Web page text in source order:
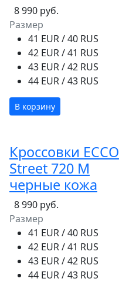
8 990 руб.
Размер
41 EUR / 40 RUS
42 EUR / 41 RUS
43 EUR / 42 RUS
44 EUR / 43 RUS
В корзину
Кроссовки ECCO
Street 720 M
черные кожа
8 990 руб.
Размер
41 EUR / 40 RUS
42 EUR / 41 RUS
43 EUR / 42 RUS
44 EUR / 43 RUS